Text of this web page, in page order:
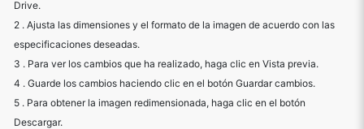
Drive.
2 . Ajusta las dimensiones y el formato de la imagen de acuerdo con las
especificaciones deseadas.
3 . Para ver los cambios que ha realizado, haga clic en Vista previa.
4 . Guarde los cambios haciendo clic en el botón Guardar cambios.
5 . Para obtener la imagen redimensionada, haga clic en el botón
Descargar.